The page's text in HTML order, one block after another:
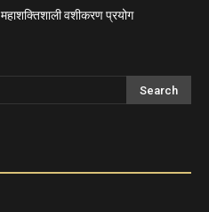
वशीकरण प्रयोग